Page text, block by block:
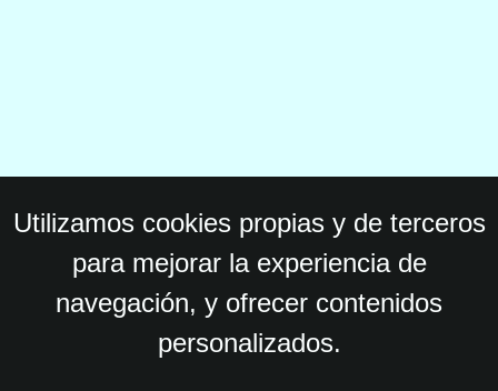
Utilizamos cookies propias y de terceros
para mejorar la experiencia de
navegación, y ofrecer contenidos
personalizados.